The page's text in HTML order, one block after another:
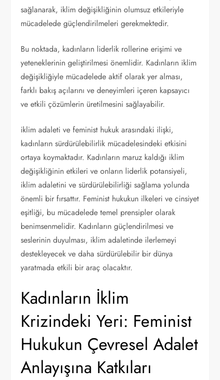
sağlanarak, iklim değişikliğinin olumsuz etkileriyle
mücadelede güçlendirilmeleri gerekmektedir.
Bu noktada, kadınların liderlik rollerine erişimi ve
yeteneklerinin geliştirilmesi önemlidir. Kadınların iklim
değişikliğiyle mücadelede aktif olarak yer alması,
farklı bakış açılarını ve deneyimleri içeren kapsayıcı
ve etkili çözümlerin üretilmesini sağlayabilir.
iklim adaleti ve feminist hukuk arasındaki ilişki,
kadınların sürdürülebilirlik mücadelesindeki etkisini
ortaya koymaktadır. Kadınların maruz kaldığı iklim
değişikliğinin etkileri ve onların liderlik potansiyeli,
iklim adaletini ve sürdürülebilirliği sağlama yolunda
önemli bir fırsattır. Feminist hukukun ilkeleri ve cinsiyet
eşitliği, bu mücadelede temel prensipler olarak
benimsenmelidir. Kadınların güçlendirilmesi ve
seslerinin duyulması, iklim adaletinde ilerlemeyi
destekleyecek ve daha sürdürülebilir bir dünya
yaratmada etkili bir araç olacaktır.
Kadınların İklim
Krizindeki Yeri: Feminist
Hukukun Çevresel Adalet
Anlayışına Katkıları